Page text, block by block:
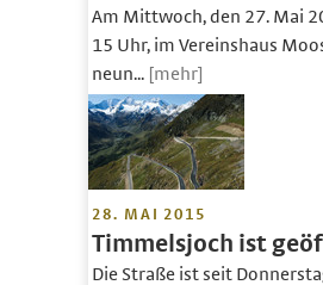
Am Mittwoch, den 27. Mai
15 Uhr, im Vereinshaus
neun... [mehr]
28. MAI 2015
Timmelsjoch ist
Die Straße ist seit